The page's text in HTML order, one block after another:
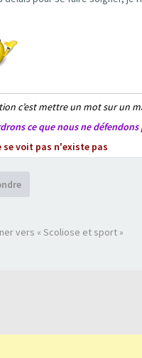
c’est mettre un mot sur un
ce que nous ne défendons
se voit pas n'existe pas
vers « Scoliose et sport »